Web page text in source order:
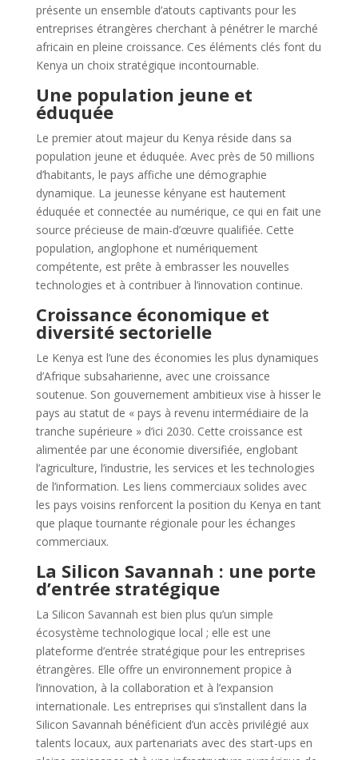
présente un ensemble d’atouts captivants pour les
entreprises étrangères cherchant à pénétrer le marché
africain en pleine croissance. Ces éléments clés font du
Kenya un choix stratégique incontournable.
Une population jeune et
éduquée
Le premier atout majeur du Kenya réside dans sa
population jeune et éduquée. Avec près de 50 millions
d’habitants, le pays affiche une démographie
dynamique. La jeunesse kényane est hautement
éduquée et connectée au numérique, ce qui en fait une
source précieuse de main-d’œuvre qualifiée. Cette
population, anglophone et numériquement
compétente, est prête à embrasser les nouvelles
technologies et à contribuer à l’innovation continue.
Croissance économique et
diversité sectorielle
Le Kenya est l’une des économies les plus dynamiques
d’Afrique subsaharienne, avec une croissance
soutenue. Son gouvernement ambitieux vise à hisser le
pays au statut de « pays à revenu intermédiaire de la
tranche supérieure » d’ici 2030. Cette croissance est
alimentée par une économie diversifiée, englobant
l’agriculture, l’industrie, les services et les technologies
de l’information. Les liens commerciaux solides avec
les pays voisins renforcent la position du Kenya en tant
que plaque tournante régionale pour les échanges
commerciaux.
La Silicon Savannah : une porte
d’entrée stratégique
La Silicon Savannah est bien plus qu’un simple
écosystème technologique local ; elle est une
plateforme d’entrée stratégique pour les entreprises
étrangères. Elle offre un environnement propice à
l’innovation, à la collaboration et à l’expansion
internationale. Les entreprises qui s’installent dans la
Silicon Savannah bénéficient d’un accès privilégié aux
talents locaux, aux partenariats avec des start-ups en